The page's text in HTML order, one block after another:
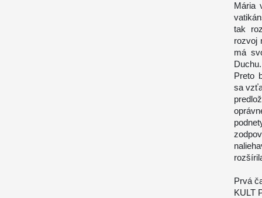
Mária
tak
rozvoj
má
Duchu.
Preto
sa
Prvá
KULT